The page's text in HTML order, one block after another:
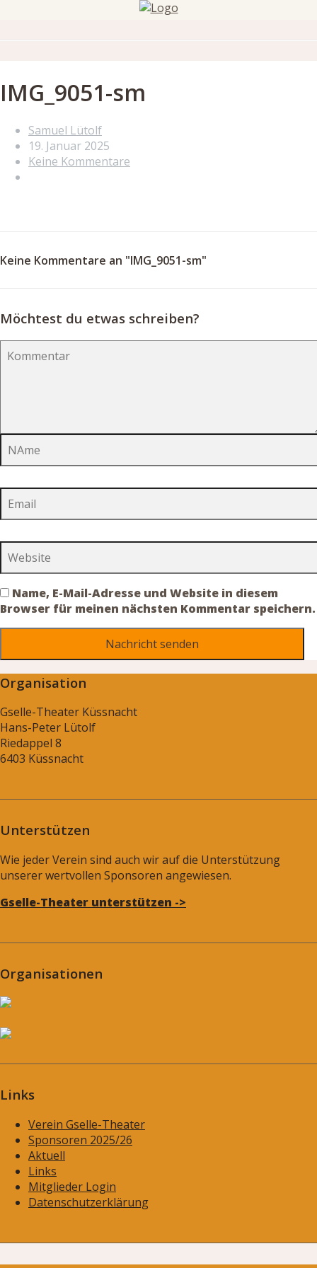
IMG_9051-sm
Samuel Lütolf
19. Januar 2025
Keine Kommentare
Keine Kommentare an "IMG_9051-sm"
Möchtest du etwas schreiben?
Name, E-Mail-Adresse und Website in diesem
Browser für meinen nächsten Kommentar speichern.
Organisation
Gselle-Theater Küssnacht
Hans-Peter Lütolf
Riedappel 8
6403 Küssnacht
Unterstützen
Wie jeder Verein sind auch wir auf die Unterstützung
unserer wertvollen Sponsoren angewiesen.
Gselle-Theater unterstützen ->
Organisationen
Links
Verein Gselle-Theater
Sponsoren 2025/26
Aktuell
Links
Mitglieder Login
Datenschutzerklärung